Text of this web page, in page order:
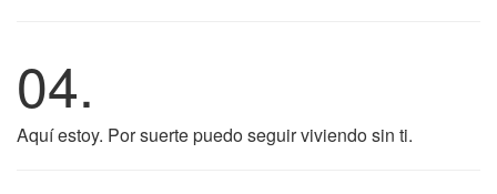
04.
Aquí estoy. Por suerte puedo seguir viviendo sin ti.